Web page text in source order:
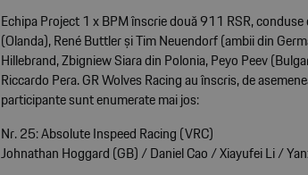
Echipa Project 1 x BPM înscrie două 911 RSR,
(Olanda), René Buttler și Tim Neuendorf (ambii din
Hillebrand, Zbigniew Siara din Polonia, Peyo Peev
Riccardo Pera. GR Wolves Racing au înscris, de
participante sunt enumerate mai jos:
Nr. 25: Absolute Inspeed Racing (VRC)
Johnathan Hoggard (GB) / Daniel Cao / Xiayufei Li /